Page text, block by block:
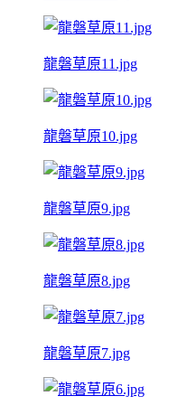
龍磐草原11.jpg
龍磐草原10.jpg
龍磐草原9.jpg
龍磐草原8.jpg
龍磐草原7.jpg